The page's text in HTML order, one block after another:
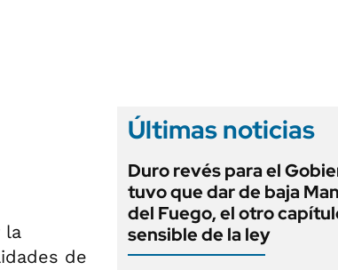
la
de
Últimas noticias
Duro revés para el
tuvo que dar de baja
del Fuego, el otro
sensible de la ley